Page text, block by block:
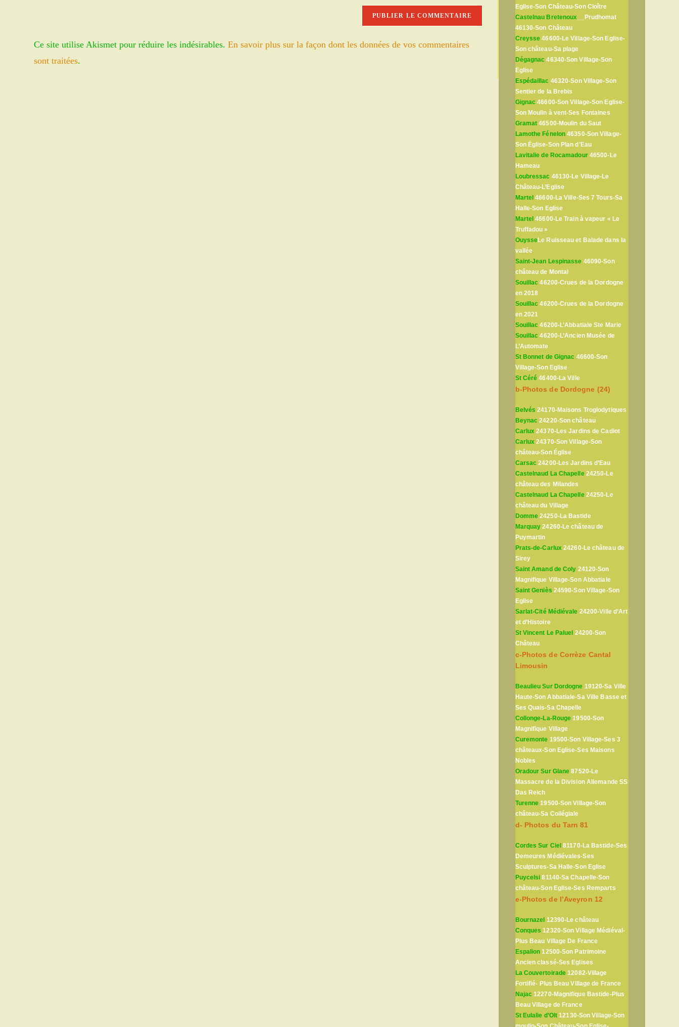
to
comment
(facultatif)
Ce site utilise Akismet pour réduire les indésirables.En savoir plus sur la façon dont les données de vos commentaires
sont traitées.
Eglise-Son Château-Son Cloître
Castelnau Bretenoux __Prudhomat
46130-Son Château
Creysse 46600-Le Village-Son Eglise-
Son château-Sa plage
Dégagnac 46340-Son Village-Son
Eglise
Espédaillac 46320-Son Village-Son
Sentier de la Brebis
Gignac 46600-Son Village-Son Eglise-
Son Moulin à vent-Ses Fontaines
Gramat 46500-Moulin du Saut
Lamothe Fénelon 46350-Son Village-
Son Église-Son Plan d’Eau
Lavitalie de Rocamadour46500-Le
Hameau
Loubressac 46130-Le Village-Le
Château-L’Eglise
Martel 46600-La Ville-Ses 7 Tours-Sa
Halle-Son Eglise
Martel 46600-Le Train à vapeur « Le
Truffadou »
OuysseLe Ruisseau et Balade dans la
vallée
Saint-Jean Lespinasse 46090-Son
château de Montal
Souillac 46200-Crues de la Dordogne
en 2018
Souillac 46200-Crues de la Dordogne
en 2021
Souillac 46200-L’Abbatiale Ste Marie
Souillac 46200-L’Ancien Musée de
L’Automate
St Bonnet de Gignac 46600-Son
Village-Son Eglise
St Céré 46400-La Ville
b-Photos de Dordogne (24)
Belvés 24170-Maisons Troglodytiques
Beynac 24220-Son château
Carlux 24370-Les Jardins de Cadiot
Carlux 24370-Son Village-Son
château-Son Église
Carsac 24200-Les Jardins d’Eau
Castelnaud La Chapelle24250-Le
château des Milandes
Castelnaud La Chapelle24250-Le
château du Village
Domme 24250-La Bastide
Marquay 24260-Le château de
Puymartin
Prats-de-Carlux 24260-Le château de
Sirey
Saint Amand de Coly 24120-Son
Magnifique Village-Son Abbatiale
Saint Geniès 24590-Son Village-Son
Eglise
Sarlat-Cité Médiévale 24200-Ville d’Art
et d’Histoire
St Vincent Le Paluel 24200-Son
Château
c-Photos de Corrèze Cantal
Limousin
Beaulieu Sur Dordogne 19120-Sa Ville
Haute-Son Abbatiale-Sa Ville Basse et
Ses Quais-Sa Chapelle
Collonge-La-Rouge 19500-Son
Magnifique Village
Curemonte 19500-Son Village-Ses 3
châteaux-Son Eglise-Ses Maisons
Nobles
Oradour Sur Glane 87520-Le
Massacre de la Division Allemande SS
Das Reich
Turenne 19500-Son Village-Son
château-Sa Collégiale
d- Photos du Tarn 81
Cordes Sur Ciel 81170-La Bastide-Ses
Demeures Médiévales-Ses
Sculptures-Sa Halle-Son Eglise
Puycelsi 81140-Sa Chapelle-Son
château-Son Eglise-Ses Remparts
e-Photos de l’Aveyron 12
Bournazel 12390-Le château
Conques 12320-Son Village Médiéval-
Plus Beau Village De France
Espalion 12500-Son Patrimoine
Ancien classé-Ses Eglises
La Couvertoirade 12082-Village
Fortifié- Plus Beau Village de France
Najac 12270-Magnifique Bastide-Plus
Beau Village de France
St Eulalie d’Olt 12130-Son Village-Son